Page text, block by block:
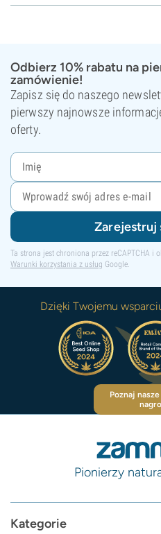
Odbierz 10% rabatu na
zamówienie!
Zapisz się do naszego
pierwszy najnowsze
oferty.
Zarejestruj
Ta strona jest chroniona przez reCAPTCHA i
Warunki korzystania z usług Google.
Dzięki Twojemu
Poznaj
Pionierzy
Kategorie